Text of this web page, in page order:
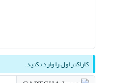
کاراکتر اول را وارد نکنید.